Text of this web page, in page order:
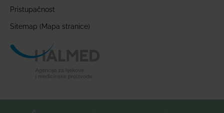
Pristupačnost
Sitemap (Mapa stranice)